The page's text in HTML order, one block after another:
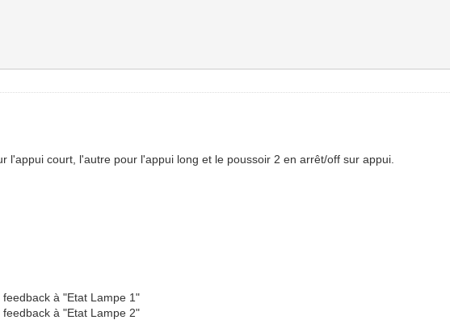
court, l'autre pour l'appui long et le poussoir 2 en arrêt/off sur appui.
à "Etat Lampe 1"
à "Etat Lampe 2"